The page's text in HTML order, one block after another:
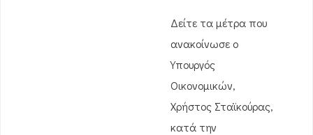
Δείτε τα μέτρα που
ανακοίνωσε ο
Υπουργός
Οικονομικών,
Χρήστος Σταϊκούρας,
κατά την